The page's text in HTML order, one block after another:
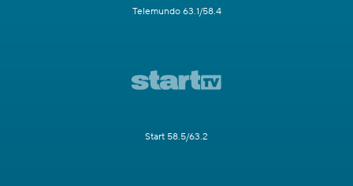
Telemundo 63.1/58.4
Start 58.5/63.2